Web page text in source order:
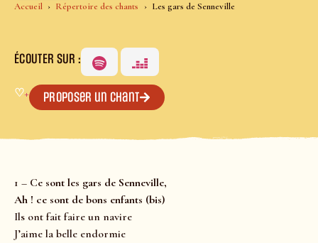
Accueil Répertoire des chants Les gars de Senneville
ÉCOUTER SUR :
♡+ Proposer un chant
1 – Ce sont les gars de Senneville,
Ah ! ce sont de bons enfants (bis)
Ils ont fait faire un navire
J’aime la belle endormie